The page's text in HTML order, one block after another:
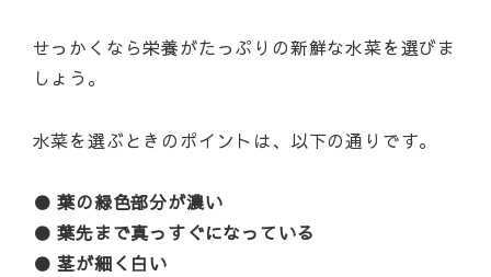
せっかくなら栄養がたっぷりの新鮮な水菜を選びま
しょう。
水菜を選ぶときのポイントは、以下の通りです。
● 葉の緑色部分が濃い
● 葉先まで真っすぐになっている
● 茎が細く白い